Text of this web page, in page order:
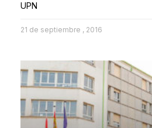
UPN
21 de septiembre , 2016